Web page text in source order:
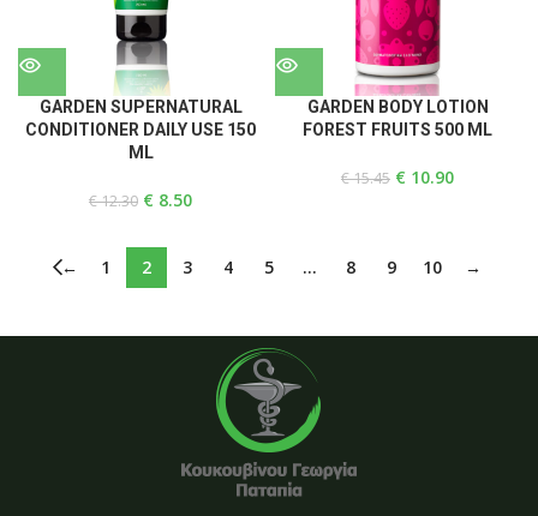
GARDEN SUPERNATURAL
CONDITIONER DAILY USE 150
ML
€12.30 € 8.50
GARDEN BODY LOTION
FOREST FRUITS 500 ML
€15.45 € 10.90
← 1 2 3 4 5 … 8 9 10 →